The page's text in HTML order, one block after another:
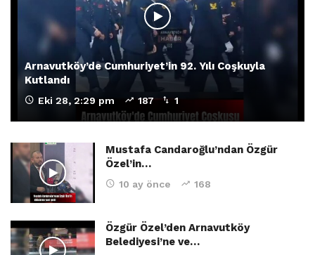
Arnavutköy’de Cumhuriyet’in 92. Yılı Coşkuyla
Kutlandı
Eki 28, 2:29 pm 187 1
Mustafa Candaroğlu’ndan Özgür
Özel’in…
10 ay önce 168
Özgür Özel’den Arnavutköy
Belediyesi’ne ve…